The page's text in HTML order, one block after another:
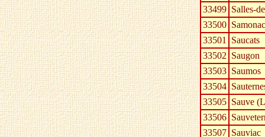
33499 Salles-
33500 Samonac
33501 Saucats
33502 Saugon
33503 Saumos
33504
33505 Sauve
33506
33507 Sauviac